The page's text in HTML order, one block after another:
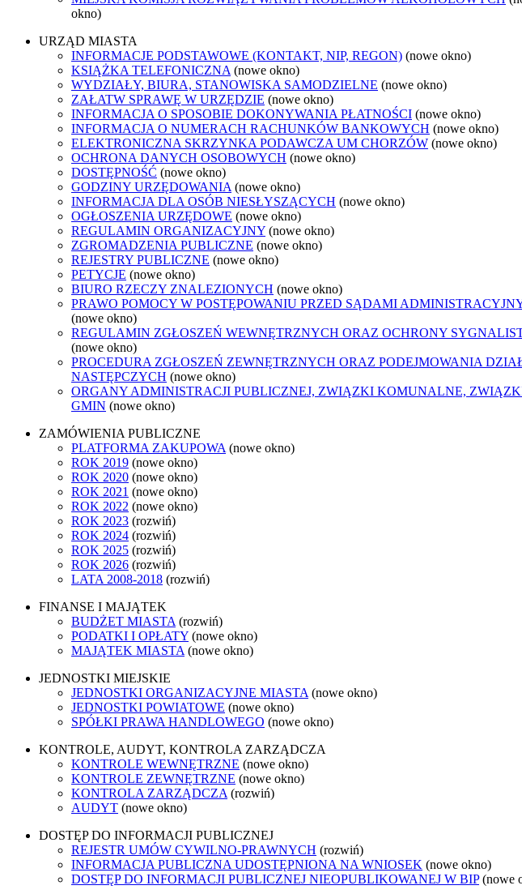
okno)
URZĄD MIASTA
INFORMACJE PODSTAWOWE (KONTAKT, NIP, REGON) (nowe okno)
KSIĄŻKA TELEFONICZNA (nowe okno)
WYDZIAŁY, BIURA, STANOWISKA SAMODZIELNE (nowe okno)
ZAŁATW SPRAWĘ W URZĘDZIE (nowe okno)
INFORMACJA O SPOSOBIE DOKONYWANIA PŁATNOŚCI (nowe okno)
INFORMACJA O NUMERACH RACHUNKÓW BANKOWYCH (nowe okno)
ELEKTRONICZNA SKRZYNKA PODAWCZA UM CHORZÓW (nowe okno)
OCHRONA DANYCH OSOBOWYCH (nowe okno)
DOSTĘPNOŚĆ (nowe okno)
GODZINY URZĘDOWANIA (nowe okno)
INFORMACJA DLA OSÓB NIESŁYSZĄCYCH (nowe okno)
OGŁOSZENIA URZĘDOWE (nowe okno)
REGULAMIN ORGANIZACYJNY (nowe okno)
ZGROMADZENIA PUBLICZNE (nowe okno)
REJESTRY PUBLICZNE (nowe okno)
PETYCJE (nowe okno)
BIURO RZECZY ZNALEZIONYCH (nowe okno)
PRAWO POMOCY W POSTĘPOWANIU PRZED SĄDAMI
(nowe okno)
REGULAMIN ZGŁOSZEŃ WEWNĘTRZNYCH ORAZ OCHRONY
(nowe okno)
PROCEDURA ZGŁOSZEŃ ZEWNĘTRZNYCH ORAZ PODEJMOWANIA
NASTĘPCZYCH (nowe okno)
ORGANY ADMINISTRACJI PUBLICZNEJ, ZWIĄZKI KOMUNALNE,
GMIN (nowe okno)
ZAMÓWIENIA PUBLICZNE
PLATFORMA ZAKUPOWA (nowe okno)
ROK 2019 (nowe okno)
ROK 2020 (nowe okno)
ROK 2021 (nowe okno)
ROK 2022 (nowe okno)
ROK 2023 (rozwiń)
ROK 2024 (rozwiń)
ROK 2025 (rozwiń)
ROK 2026 (rozwiń)
LATA 2008-2018 (rozwiń)
FINANSE I MAJĄTEK
BUDŻET MIASTA (rozwiń)
PODATKI I OPŁATY (nowe okno)
MAJĄTEK MIASTA (nowe okno)
JEDNOSTKI MIEJSKIE
JEDNOSTKI ORGANIZACYJNE MIASTA (nowe okno)
JEDNOSTKI POWIATOWE (nowe okno)
SPÓŁKI PRAWA HANDLOWEGO (nowe okno)
KONTROLE, AUDYT, KONTROLA ZARZĄDCZA
KONTROLE WEWNĘTRZNE (nowe okno)
KONTROLE ZEWNĘTRZNE (nowe okno)
KONTROLA ZARZĄDCZA (rozwiń)
AUDYT (nowe okno)
DOSTĘP DO INFORMACJI PUBLICZNEJ
REJESTR UMÓW CYWILNO-PRAWNYCH (rozwiń)
INFORMACJA PUBLICZNA UDOSTĘPNIONA NA WNIOSEK (nowe okno)
DOSTĘP DO INFORMACJI PUBLICZNEJ NIEOPUBLIKOWANEJ W BIP (nowe